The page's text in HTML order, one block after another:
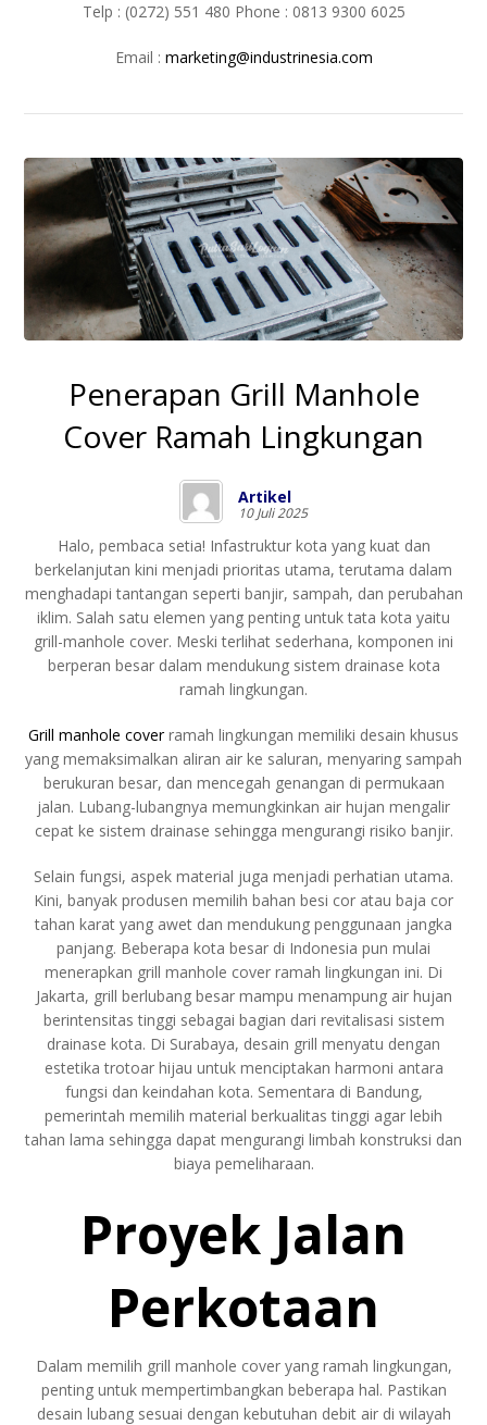
Telp : (0272) 551 480 Phone : 0813 9300 6025
Email : marketing@industrinesia.com
Penerapan Grill Manhole
Cover Ramah Lingkungan
Artikel
10 Juli 2025
Halo, pembaca setia! Infastruktur kota yang kuat dan
berkelanjutan kini menjadi prioritas utama, terutama dalam
menghadapi tantangan seperti banjir, sampah, dan perubahan
iklim. Salah satu elemen yang penting untuk tata kota yaitu
grill-manhole cover. Meski terlihat sederhana, komponen ini
berperan besar dalam mendukung sistem drainase kota
ramah lingkungan.
Grill manhole coverramah lingkungan memiliki desain khusus
yang memaksimalkan aliran air ke saluran, menyaring sampah
berukuran besar, dan mencegah genangan di permukaan
jalan. Lubang-lubangnya memungkinkan air hujan mengalir
cepat ke sistem drainase sehingga mengurangi risiko banjir.
Selain fungsi, aspek material juga menjadi perhatian utama.
Kini, banyak produsen memilih bahan besi cor atau baja cor
tahan karat yang awet dan mendukung penggunaan jangka
panjang. Beberapa kota besar di Indonesia pun mulai
menerapkan grill manhole cover ramah lingkungan ini. Di
Jakarta, grill berlubang besar mampu menampung air hujan
berintensitas tinggi sebagai bagian dari revitalisasi sistem
drainase kota. Di Surabaya, desain grill menyatu dengan
estetika trotoar hijau untuk menciptakan harmoni antara
fungsi dan keindahan kota. Sementara di Bandung,
pemerintah memilih material berkualitas tinggi agar lebih
tahan lama sehingga dapat mengurangi limbah konstruksi dan
biaya pemeliharaan.
Proyek Jalan
Perkotaan
Dalam memilih grill manhole cover yang ramah lingkungan,
penting untuk mempertimbangkan beberapa hal. Pastikan
desain lubang sesuai dengan kebutuhan debit air di wilayah